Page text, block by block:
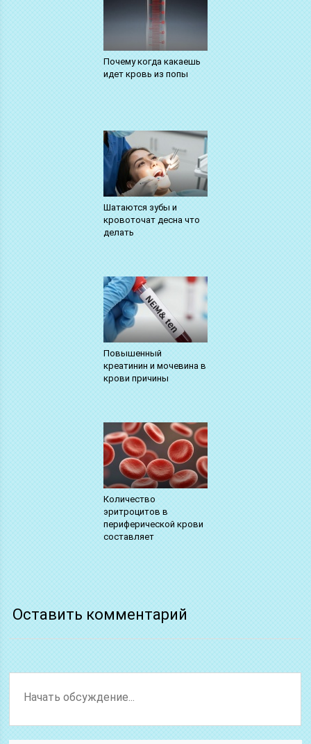
Почему когда какаешь
идет кровь из попы
Шатаются зубы и
кровоточат десна что
делать
Повышенный
креатинин и мочевина в
крови причины
Количество
эритроцитов в
периферической крови
составляет
Оставить комментарий